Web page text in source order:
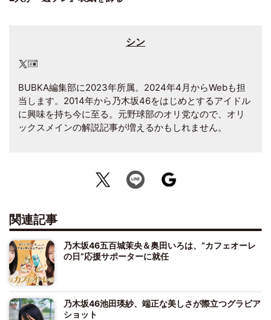
シン
BUBKA編集部に2023年所属。2024年4月からWebも担
当します。2014年から乃木坂46をはじめとするアイドル
に興味を持ち今に至る。元野球部のオリ党なので、オリ
ックスメインの解説記事が増えるかもしれません。
関連記事
乃木坂46五百城茉央＆奥田いろは、“カフェオーレ
の日”応援サポーターに就任
乃木坂46池田瑛紗、端正な美しさが際立つグラビア
ショット